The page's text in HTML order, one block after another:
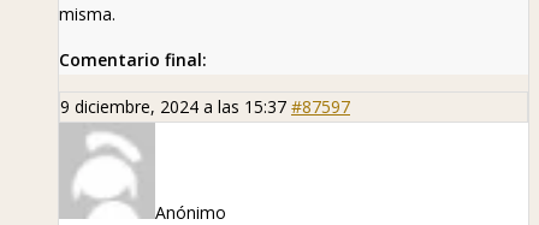
misma.
Comentario final:
9 diciembre, 2024 a las 15:37 #87597
Anónimo